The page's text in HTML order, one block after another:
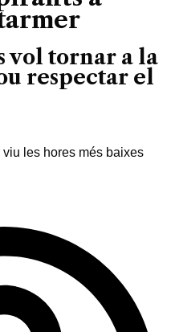
vol tornar a la
respectar el
les hores més baixes